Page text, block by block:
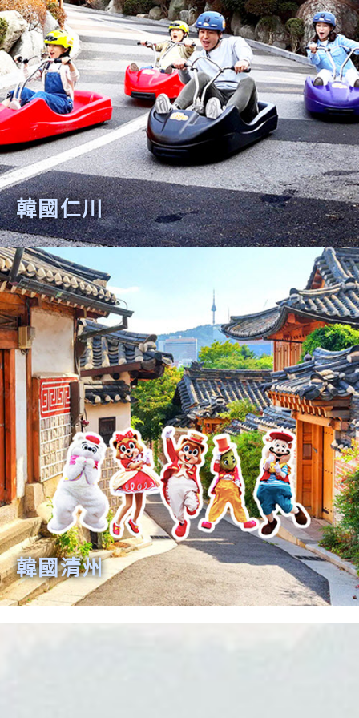
東京伊豆
芽莊
日本名古屋